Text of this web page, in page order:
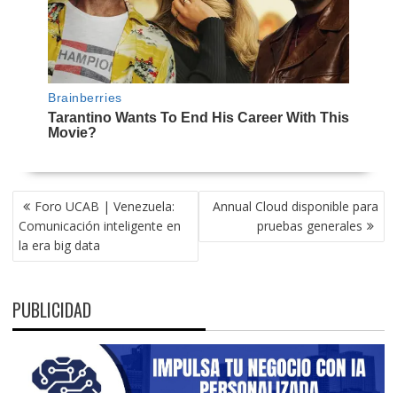
NAVEGACIÓN
DE
ENTRADAS
Foro UCAB | Venezuela:
Comunicación inteligente en
la era big data
Annual Cloud disponible para
pruebas generales
PUBLICIDAD